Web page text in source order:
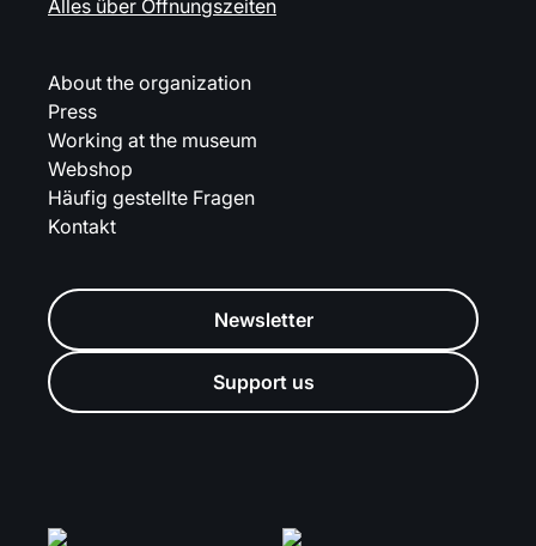
Alles über Öffnungszeiten
About the organization
Press
Working at the museum
Webshop
Häufig gestellte Fragen
Kontakt
Newsletter
Support us